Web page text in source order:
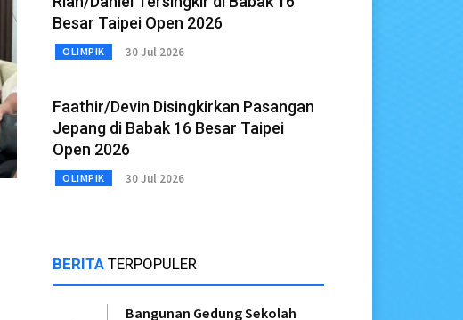
Besar Taipei Open 2026
OLIMPIK 30 Jul 2026
Faathir/Devin Disingkirkan Pasangan
Jepang di Babak 16 Besar Taipei
Open 2026
OLIMPIK 30 Jul 2026
BERITA TERPOPULER
Bangunan Gedung Sekolah